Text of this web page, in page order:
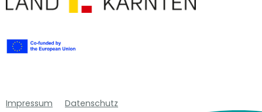
Impressum Datenschutz